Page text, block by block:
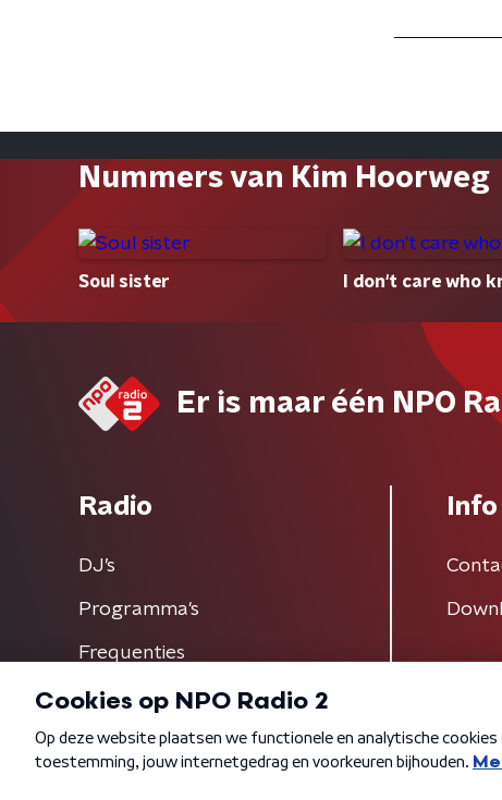
Nummers van Kim Hoorweg
Soul sister I don't care who
Er is maar één NPO
Radio
DJ’s
Programma's
Frequenties
Info
Algemene voorwaarden Privacybeleid